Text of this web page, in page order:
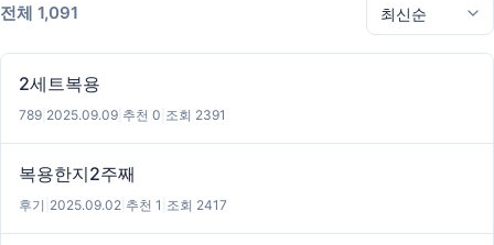
전체 1,091
2세트복용
789 2025.09.09 추천 0 조회 2391
복용한지2주째
후기 2025.09.02 추천 1 조회 2417